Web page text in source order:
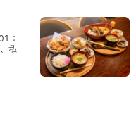
：
私